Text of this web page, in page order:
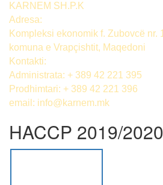
KARNEM SH.P.K
Adresa:
Kompleksi ekonomik f. Zubovcë nr.
komuna е Vrapçishtit, Maqedoni
Kontakti:
Administrata: + 389 42 221 395
Prodhimtari: + 389 42 221 396
email: info@karnem.mk
HACCP 2019/2020